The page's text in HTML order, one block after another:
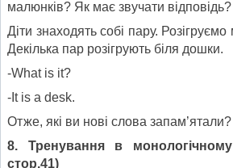
малюнків? Як має звучати відповідь?
Діти знаходять собі пару. Розігруємо
Декілька пар розігрують біля дошки.
-What is it?
-It is a desk.
Отже, які ви нові слова запам’ятали?
8. Тренування в
стор.41)